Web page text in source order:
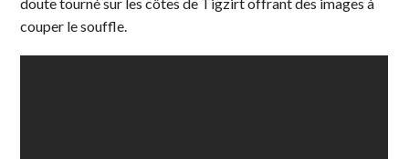
couper le souffle.